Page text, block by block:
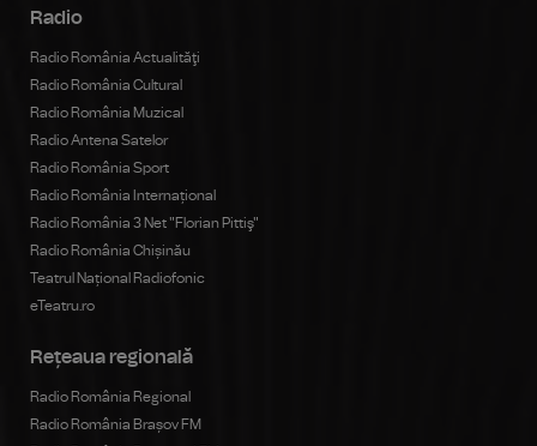
Radio
Radio România Actualităţi
Radio România Cultural
Radio România Muzical
Radio Antena Satelor
Radio România Sport
Radio România Internațional
Radio România 3 Net "Florian Pittiş"
Radio România Chișinău
Teatrul Național Radiofonic
eTeatru.ro
Rețeaua regională
Radio România Regional
Radio România Brașov FM